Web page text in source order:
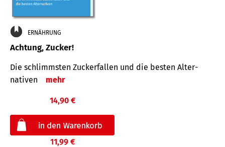
ERNÄHRUNG
Achtung, Zucker!
Die schlimmsten Zucker­fallen und die besten Alter­
nativen
mehr
14,90 €
11,99 €